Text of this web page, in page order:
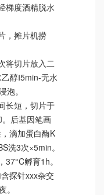
梯度酒精脱水
，摊片机捞
将切片放入二
醇Ⅰ5min-无水
。
长短，切片于
后基因笔画
滴加蛋白酶K
洗3次×5min。
孵育1h。
探针xxx杂交